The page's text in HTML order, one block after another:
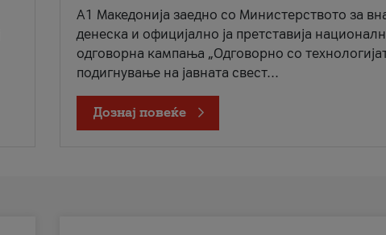
A1 Македонија заедно со Министерството за
денеска и официјално ја претставија
одговорна кампања „Одговорно со
подигнување на јавната свест...
Дознај повеќе